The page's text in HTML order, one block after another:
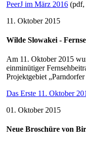
PeerJ im März 2016
11. Oktober 2015
Wilde Slowakei -
Am 11. Oktober 2015
einminütiger
Projektgebiet
Das Erste 11. Oktober
01. Oktober 2015
Neue Broschüre von